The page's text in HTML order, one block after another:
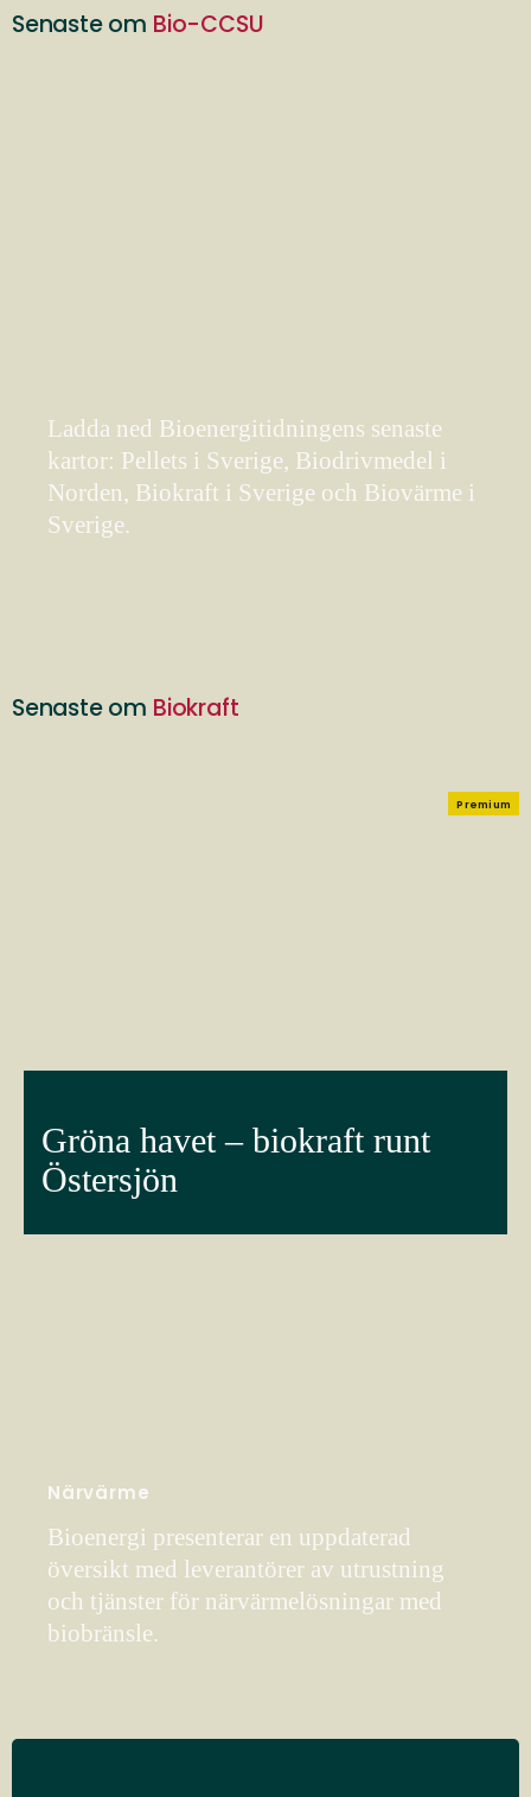
Senaste om Bio-CCSU
Ladda ned Bioenergitidningens senaste
kartor: Pellets i Sverige, Biodrivmedel i
Norden, Biokraft i Sverige och Biovärme i
Sverige.
Senaste om Biokraft
Premium
Gröna havet – biokraft runt
Östersjön
Närvärme
Bioenergi presenterar en uppdaterad
översikt med leverantörer av utrustning
och tjänster för närvärmelösningar med
biobränsle.